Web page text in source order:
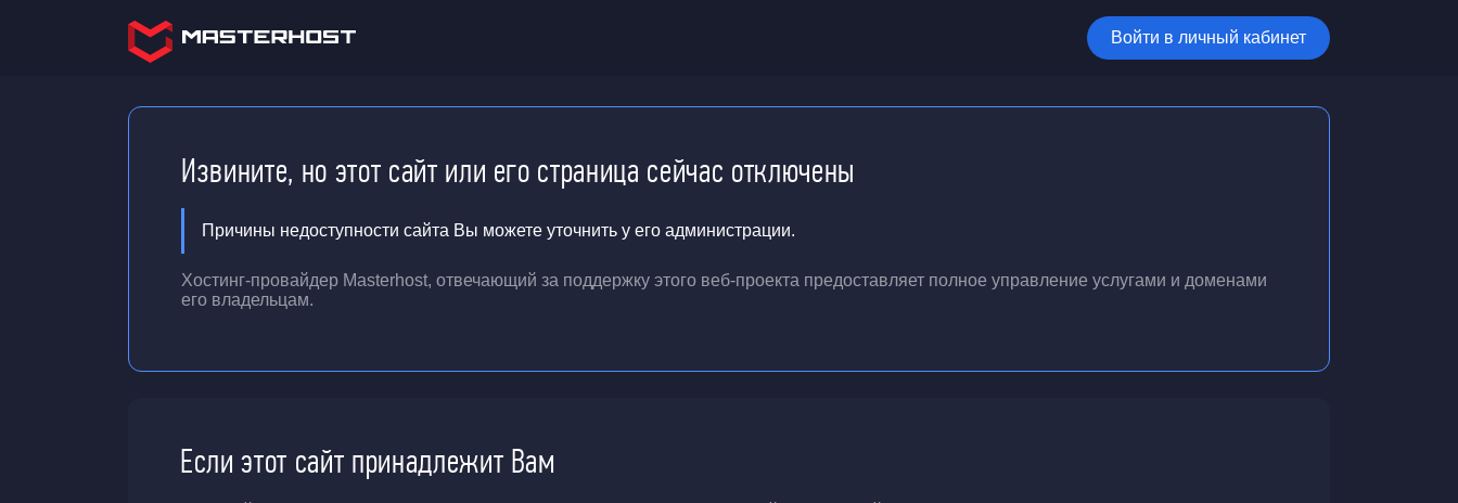
Войти в личный кабинет
Извините, но этот сайт или его страница сейчас отключены
Причины недоступности сайта Вы можете уточнить у его администрации.
Хостинг-провайдер Masterhost, отвечающий за поддержку этого веб-проекта предоставляет полное управление услугами и доменами
его владельцам.
Если этот сайт принадлежит Вам